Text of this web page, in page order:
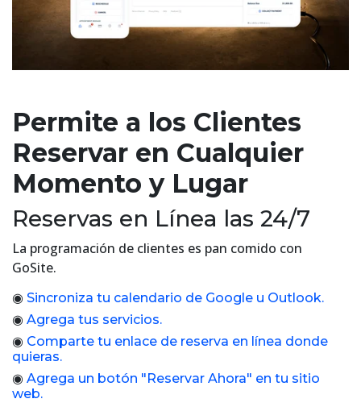
Permite a los Clientes
Reservar en Cualquier
Momento y Lugar
Reservas en Línea las 24/7
La programación de clientes es pan comido con
GoSite.
◉ Sincroniza tu calendario de Google u Outlook.
◉ Agrega tus servicios.
◉ Comparte tu enlace de reserva en línea donde
quieras.
◉ Agrega un botón " Reservar Ahora" en tu sitio
web.